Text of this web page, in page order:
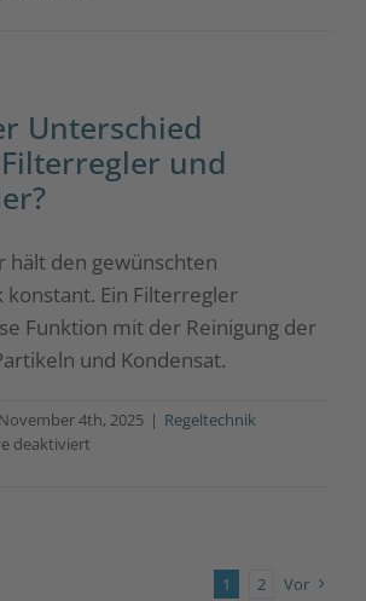
eingesetzt?
Unterschied
und
hält den gewünschten
konstant. Ein Filterregler
Funktion mit der Reinigung der
und Kondensat.
November 4th, 2025 | Regeltechnik
deaktiviert
1 2 Vor